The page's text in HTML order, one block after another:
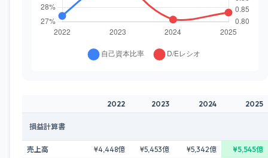
2022 2023 2024 2025
損益計算書
売上高 ¥4,448億 ¥5,453億 ¥5,342億
¥5,545億